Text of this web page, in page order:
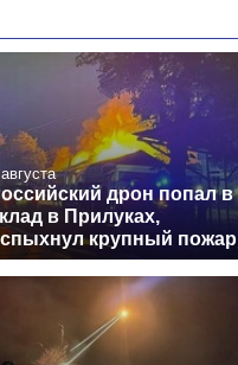
дрон попал в
в Прилуках,
крупный пожар